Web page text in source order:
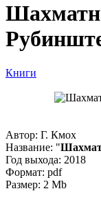
Книги
Автор: Г. Кмох
Название: "
Год выхода: 2018
Формат: pdf
Размер: 2 Mb